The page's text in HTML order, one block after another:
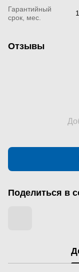
Гарантийный
срок, мес.
Отзывы
Поделиться в